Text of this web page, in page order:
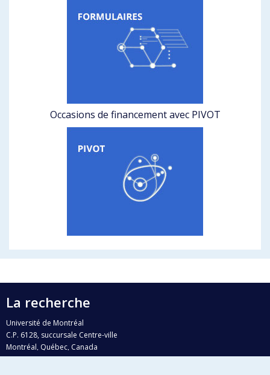
Occasions de financement avec PIVOT
La recherche
Université de Montréal
C.P. 6128, succursale Centre-ville
Montréal, Québec, Canada
H3C 3J7